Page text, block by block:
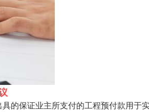
的保证业主所支付的工程预付款用于